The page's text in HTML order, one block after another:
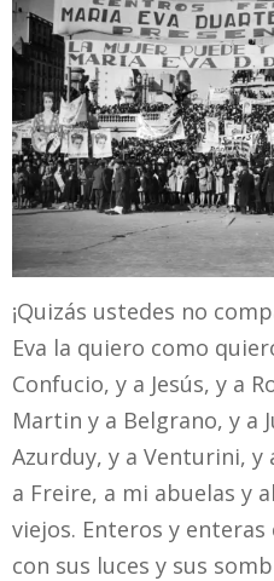
¡Quizás ustedes no
Eva la quiero como
Confucio, y a Jesús, y a
Martin y a Belgrano, y a
Azurduy, y a Venturini, y
a Freire, a mi abuelas y
viejos. Enteros y
con sus luces y sus